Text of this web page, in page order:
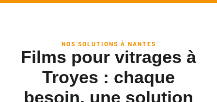
NOS SOLUTIONS À NANTES
Films pour vitrages à
Troyes : chaque
besoin, une solution